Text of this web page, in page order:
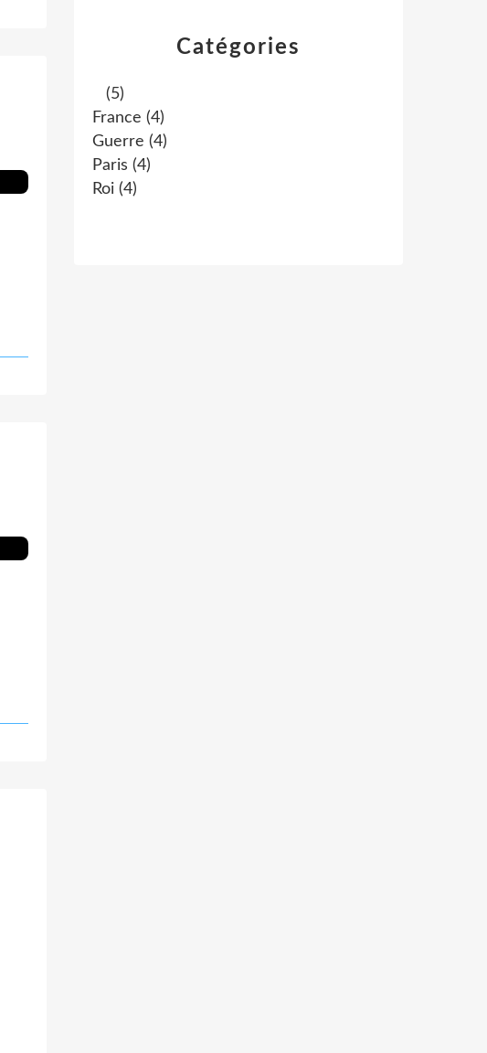
Catégories
(5)
France (4)
Guerre (4)
Paris (4)
Roi (4)